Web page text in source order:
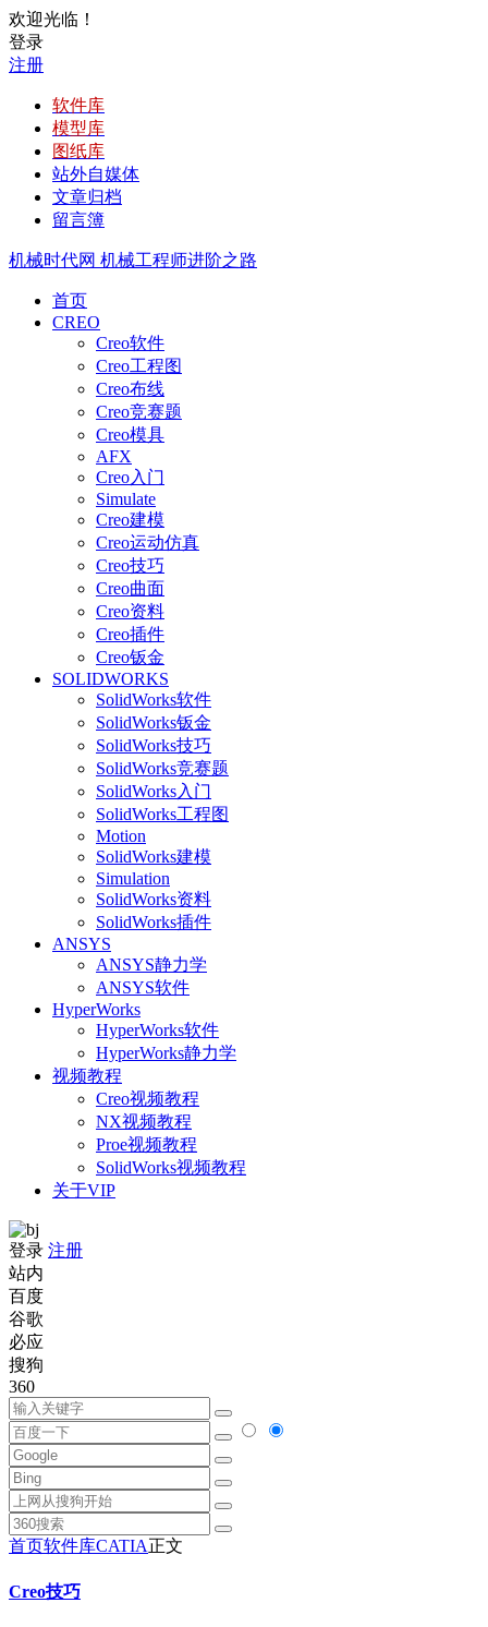
欢迎光临！
登录
注册
软件库
模型库
图纸库
站外自媒体
文章归档
留言簿
机械时代网 机械工程师进阶之路
首页
CREO
Creo软件
Creo工程图
Creo布线
Creo竞赛题
Creo模具
AFX
Creo入门
Simulate
Creo建模
Creo运动仿真
Creo技巧
Creo曲面
Creo资料
Creo插件
Creo钣金
SOLIDWORKS
SolidWorks软件
SolidWorks钣金
SolidWorks技巧
SolidWorks竞赛题
SolidWorks入门
SolidWorks工程图
Motion
SolidWorks建模
Simulation
SolidWorks资料
SolidWorks插件
ANSYS
ANSYS静力学
ANSYS软件
HyperWorks
HyperWorks软件
HyperWorks静力学
视频教程
Creo视频教程
NX视频教程
Proe视频教程
SolidWorks视频教程
关于VIP
登录 注册
站内
百度
谷歌
必应
搜狗
360
首页软件库CATIA正文
Creo技巧